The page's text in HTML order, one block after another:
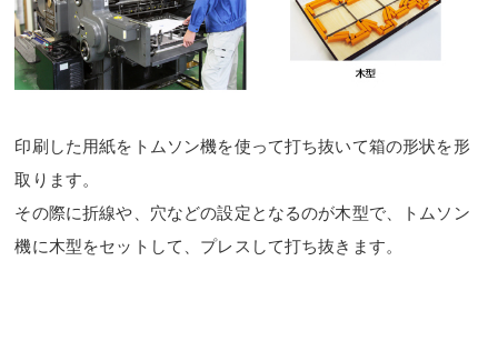
印刷した用紙をトムソン機を使って打ち抜いて箱の形状を形
取ります。
その際に折線や、穴などの設定となるのが木型で、トムソン
機に木型をセットして、プレスして打ち抜きます。